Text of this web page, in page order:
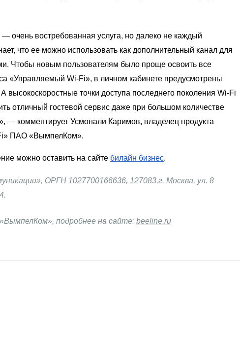
— очень востребованная услуга, но далеко не каждый
что ее можно использовать как дополнительный канал для
Чтобы новым пользователям было проще освоить все
«Управляемый Wi-Fi», в личном кабинете предусмотрены
высокоскоростные точки доступа последнего поколения Wi-Fi
отличный гостевой сервис даже при большом количестве
— комментирует Усмонали Каримов, владелец продукта
» ПАО «ВымпелКом».
можно оставить на сайте билайн бизнес.
ОРГН 1027700166636, 127083,г. Москва, ул. 8
подробнее на сайте: beeline.ru